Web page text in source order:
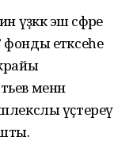
эш сәфәре
етәксеһе
менән
үҫтереү